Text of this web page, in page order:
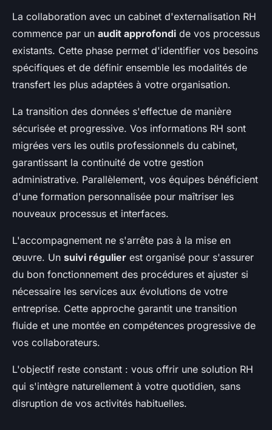
La collaboration avec un cabinet d'externalisation RH
commence par un audit approfondi de vos processus
existants. Cette phase permet d'identifier vos besoins
spécifiques et de définir ensemble les modalités de
transfert les plus adaptées à votre organisation.
La transition des données s'effectue de manière
sécurisée et progressive. Vos informations RH sont
migrées vers les outils professionnels du cabinet,
garantissant la continuité de votre gestion
administrative. Parallèlement, vos équipes bénéficient
d'une formation personnalisée pour maîtriser les
nouveaux processus et interfaces.
L'accompagnement ne s'arrête pas à la mise en
œuvre. Un suivi régulier est organisé pour s'assurer
du bon fonctionnement des procédures et ajuster si
nécessaire les services aux évolutions de votre
entreprise. Cette approche garantit une transition
fluide et une montée en compétences progressive de
vos collaborateurs.
L'objectif reste constant : vous offrir une solution RH
qui s'intègre naturellement à votre quotidien, sans
disruption de vos activités habituelles.